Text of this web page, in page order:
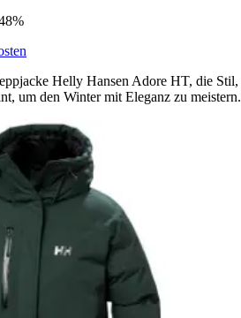
Helly Hansen Adore HT, die Stil,
um den Winter mit Eleganz zu meistern.